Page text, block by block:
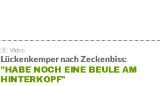
Lückenkemper nach Zeckenbiss:
"HABE NOCH EINE BEULE AM
HINTERKOPF"